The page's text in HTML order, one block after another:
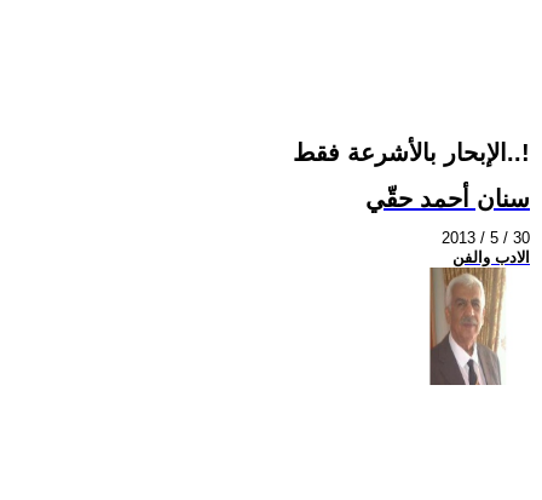
الإبحار بالأشرعة فقط..!
سنان أحمد حقّي
2013 / 5 / 30
الادب والفن